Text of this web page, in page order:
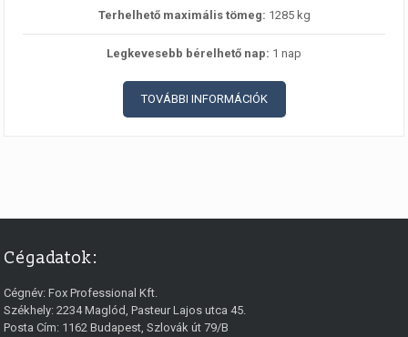
Terhelhető maximális tömeg: 1285 kg
Legkevesebb bérelhető nap: 1 nap
TOVÁBBI INFORMÁCIÓK
Cégadatok:
Cégnév:Fox Professional Kft.
Székhely:2234 Maglód,Pasteur Lajos utca 45.
Posta Cím: 1162 Budapest, Szlovák út 79/B